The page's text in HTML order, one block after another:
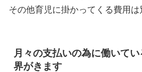
その他育児に掛かってくる費用は
月々の支払いの為に働いて
界がきます